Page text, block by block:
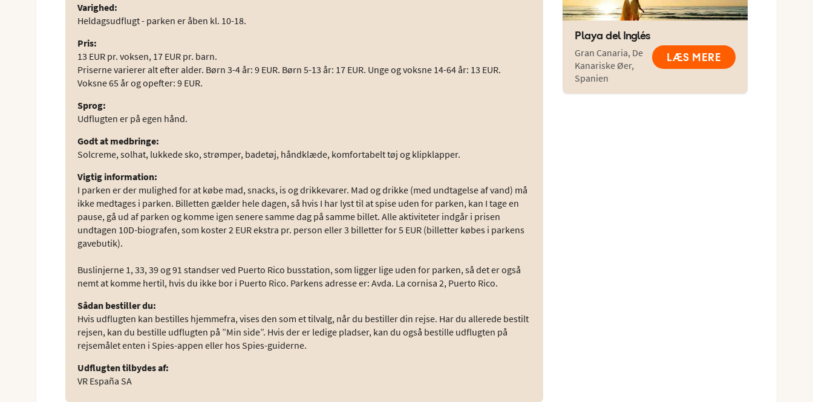
Varighed:
Heldagsudflugt - parken er åben kl. 10-18.
Pris:
13 EUR pr. voksen, 17 EUR pr. barn.
Priserne varierer alt efter alder. Børn 3-4 år: 9 EUR. Børn 5-13 år: 17 EUR. Unge og voksne 14-64 år: 13 EUR.
Voksne 65 år og opefter: 9 EUR.
Sprog:
Udflugten er på egen hånd.
Godt at medbringe:
Solcreme, solhat, lukkede sko, strømper, badetøj, håndklæde, komfortabelt tøj og klipklapper.
Vigtig information:
I parken er der mulighed for at købe mad, snacks, is og drikkevarer. Mad og drikke (med undtagelse af vand) må
ikke medtages i parken. Billetten gælder hele dagen, så hvis I har lyst til at spise uden for parken, kan I tage en
pause, gå ud af parken og komme igen senere samme dag på samme billet. Alle aktiviteter indgår i prisen
undtagen 10D-biografen, som koster 2 EUR ekstra pr. person eller 3 billetter for 5 EUR (billetter købes i parkens
gavebutik).
Buslinjerne 1, 33, 39 og 91 standser ved Puerto Rico busstation, som ligger lige uden for parken, så det er også
nemt at komme hertil, hvis du ikke bor i Puerto Rico. Parkens adresse er: Avda. La cornisa 2, Puerto Rico.
Sådan bestiller du:
Hvis udflugten kan bestilles hjemmefra, vises den som et tilvalg, når du bestiller din rejse. Har du allerede bestilt
rejsen, kan du bestille udflugten på ”Min side”. Hvis der er ledige pladser, kan du også bestille udflugten på
rejsemålet enten i Spies-appen eller hos Spies-guiderne.
Udflugten tilbydes af:
VR España SA
Playa del Inglés
Gran Canaria, De
Kanariske Øer,
Spanien
LÆS MERE